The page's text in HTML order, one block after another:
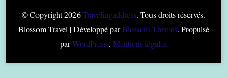
© Copyright 2026Travelingaddress. Tous droits réservés.
Blossom Travel | Développé parBlossom Themes. Propulsé
parWordPress . Mentions légales